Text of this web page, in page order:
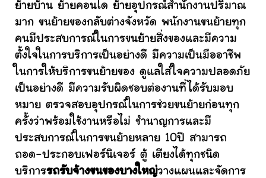
ย้ายบ้าน ย้ายคอนโด ย้ายอุปกรณ์สำนักงานปริมาณ
มาก ขนย้ายของกลับต่างจังหวัด พนักงานขนย้ายทุก
คนมีประสบการณ์ในการขนย้ายสิ่งของและมีความ
ตั้งใจในการบริการเป็นอย่างดี มีความเป็นมืออาชีพ
ในการให้บริการขนย้ายของ ดูแลใส่ใจความปลอดภัย
เป็นอย่างดี มีความรับผิดชอบต่องานที่ได้รับมอบ
หมาย ตรวจสอบอุปกรณ์ในการช่วยขนย้ายก่อนทุก
ครั้งว่าพร้อมใช้งานหรือไม่ ชำนาญการและมี
ประสบการณ์ในการขนย้ายหลาย 10ปี สามารถ
ถอด-ประกอบเฟอร์นิเจอร์ ตู้ เตียงได้ทุกชนิด
บริการรถรับจ้างขนของบางใหญ่วางแผนและจัดการ